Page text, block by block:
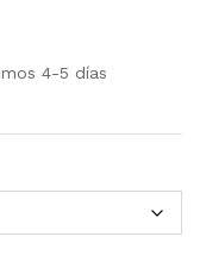
4-5 días